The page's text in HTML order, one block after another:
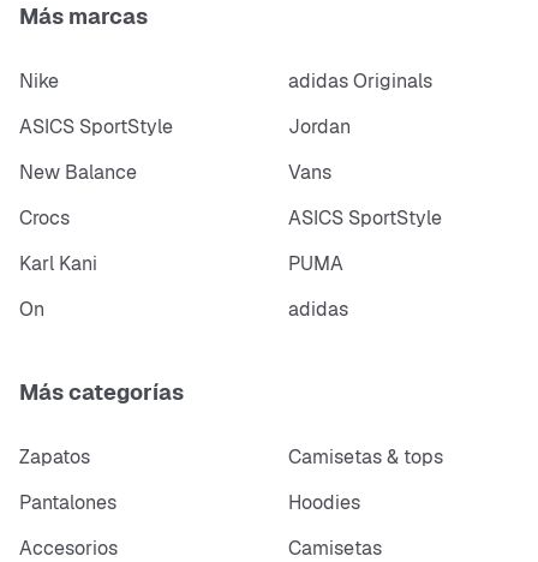
Más marcas
Nike
adidas Originals
ASICS SportStyle
Jordan
New Balance
Vans
Crocs
ASICS SportStyle
Karl Kani
PUMA
On
adidas
Más categorías
Zapatos
Camisetas & tops
Pantalones
Hoodies
Accesorios
Camisetas